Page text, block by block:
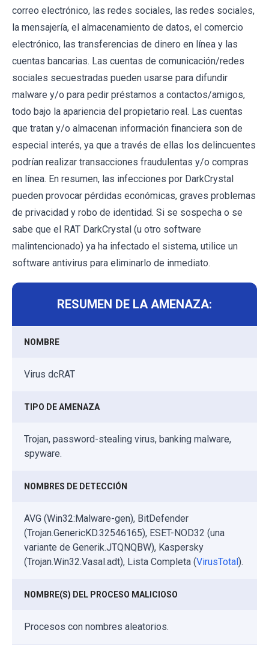
correo electrónico, las redes sociales, las redes sociales,
la mensajería, el almacenamiento de datos, el comercio
electrónico, las transferencias de dinero en línea y las
cuentas bancarias. Las cuentas de comunicación/redes
sociales secuestradas pueden usarse para difundir
malware y/o para pedir préstamos a contactos/amigos,
todo bajo la apariencia del propietario real. Las cuentas
que tratan y/o almacenan información financiera son de
especial interés, ya que a través de ellas los delincuentes
podrían realizar transacciones fraudulentas y/o compras
en línea. En resumen, las infecciones por DarkCrystal
pueden provocar pérdidas económicas, graves problemas
de privacidad y robo de identidad. Si se sospecha o se
sabe que el RAT DarkCrystal (u otro software
malintencionado) ya ha infectado el sistema, utilice un
software antivirus para eliminarlo de inmediato.
RESUMEN DE LA AMENAZA:
NOMBRE
Virus dcRAT
TIPO DE AMENAZA
Trojan, password-stealing virus, banking malware,
spyware.
NOMBRES DE DETECCIÓN
AVG (Win32:Malware-gen), BitDefender
(Trojan.GenericKD.32546165), ESET-NOD32 (una
variante de Generik.JTQNQBW), Kaspersky
(Trojan.Win32.Vasal.adt), Lista Completa (VirusTotal).
NOMBRE(S) DEL PROCESO MALICIOSO
Procesos con nombres aleatorios.